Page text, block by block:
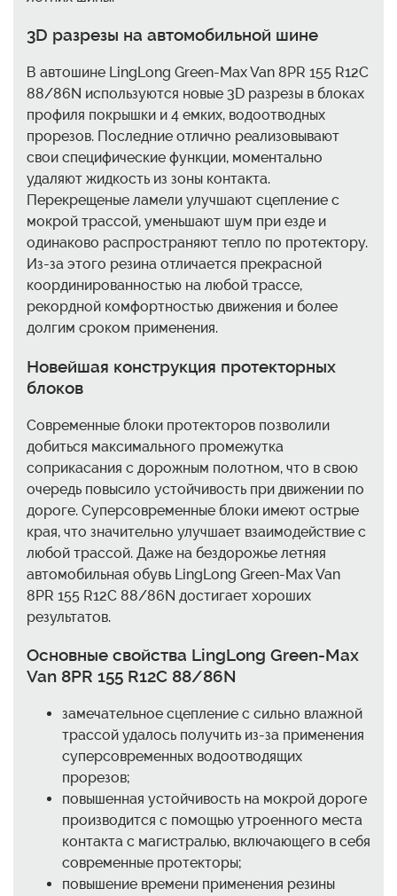
3D разрезы на автомобильной шине
В автошине LingLong Green-Max Van 8PR 155 R12C
88/86N используются новые 3D разрезы в блоках
профиля покрышки и 4 емких, водоотводных
прорезов. Последние отлично реализовывают
свои специфические функции, моментально
удаляют жидкость из зоны контакта.
Перекрещеные ламели улучшают сцепление с
мокрой трассой, уменьшают шум при езде и
одинаково распространяют тепло по протектору.
Из-за этого резина отличается прекрасной
координированностью на любой трассе,
рекордной комфортностью движения и более
долгим сроком применения.
Новейшая конструкция протекторных
блоков
Современные блоки протекторов позволили
добиться максимального промежутка
соприкасания с дорожным полотном, что в свою
очередь повысило устойчивость при движении по
дороге. Суперсовременные блоки имеют острые
края, что значительно улучшает взаимодействие с
любой трассой. Даже на бездорожье летняя
автомобильная обувь LingLong Green-Max Van
8PR 155 R12C 88/86N достигает хороших
результатов.
Основные свойства LingLong Green-Max
Van 8PR 155 R12C 88/86N
замечательное сцепление с сильно влажной
трассой удалось получить из-за применения
суперсовременных водоотводящих
прорезов;
повышенная устойчивость на мокрой дороге
производится с помощью утроенного места
контакта с магистралью, включающего в себя
современные протекторы;
повышение времени применения резины